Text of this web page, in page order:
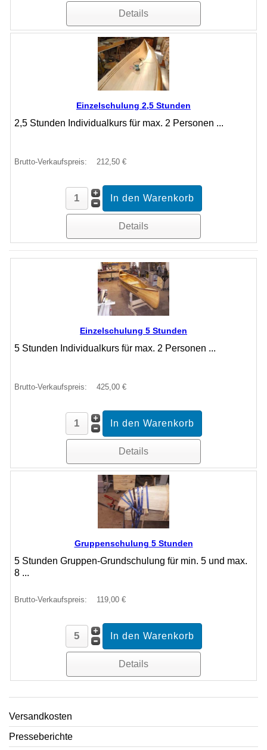
Details
Einzelschulung 2,5 Stunden
2,5 Stunden Individualkurs für max. 2 Personen ...
Brutto-Verkaufspreis: 212,50 €
Details
Einzelschulung 5 Stunden
5 Stunden Individualkurs für max. 2 Personen ...
Brutto-Verkaufspreis: 425,00 €
Details
Gruppenschulung 5 Stunden
5 Stunden Gruppen-Grundschulung für min. 5 und max.
8 ...
Brutto-Verkaufspreis: 119,00 €
Details
Versandkosten
Presseberichte